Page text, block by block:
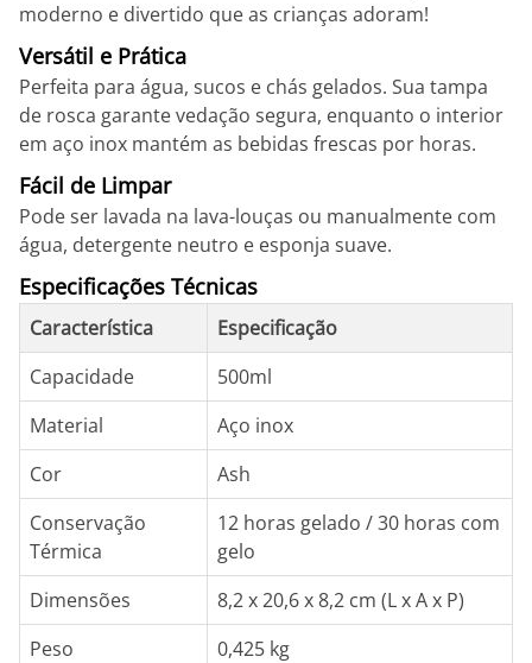
moderno e divertido que as crianças adoram!
Versátil e Prática
Perfeita para água, sucos e chás gelados. Sua tampa
de rosca garante vedação segura, enquanto o interior
em aço inox mantém as bebidas frescas por horas.
Fácil de Limpar
Pode ser lavada na lava-louças ou manualmente com
água, detergente neutro e esponja suave.
Especificações Técnicas
Característica
Especificação
Capacidade
500ml
Material
Aço inox
Cor
Ash
Conservação
Térmica
12 horas gelado / 30 horas com
gelo
Dimensões
8,2 x 20,6 x 8,2 cm (L x A x P)
Peso
0,425 kg